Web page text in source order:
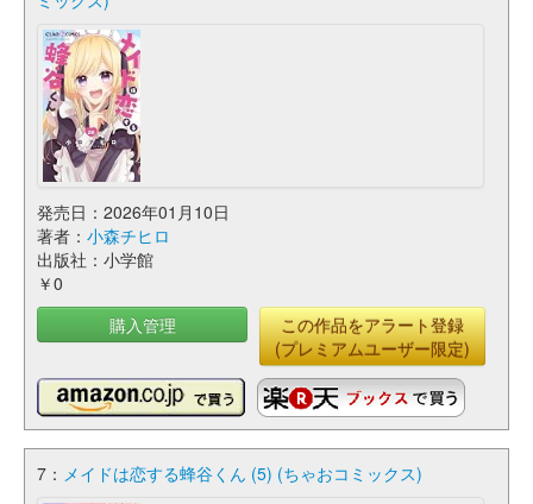
発売日：2026年01月10日
著者： 小森チヒロ
出版社：小学館
￥0
購入管理
この作品をアラート登録
(プレミアムユーザー限定)
7： メイドは恋する蜂谷くん (5) (ちゃおコミックス)